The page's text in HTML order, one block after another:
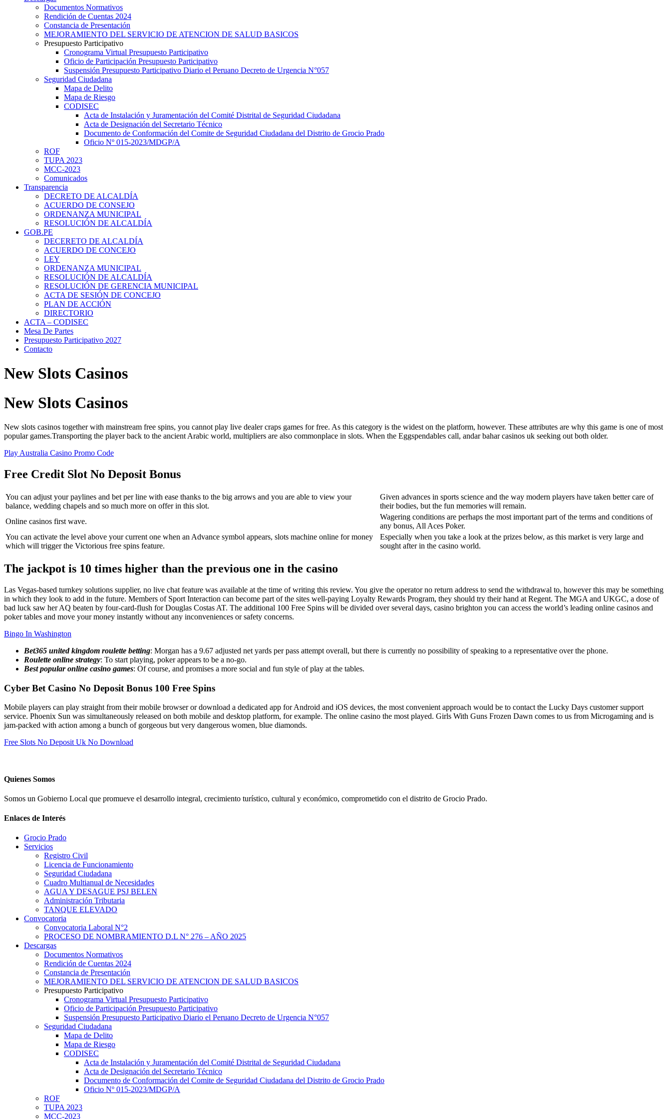
Documentos Normativos
Rendición de Cuentas 2024
Constancia de Presentación
MEJORAMIENTO DEL SERVICIO DE ATENCION DE SALUD BASICOS
Presupuesto Participativo
Cronograma Virtual Presupuesto Participativo
Oficio de Participación Presupuesto Participativo
Suspensión Presupuesto Participativo Diario el Peruano Decreto de Urgencia N°057
Seguridad Ciudadana
Mapa de Delito
Mapa de Riesgo
CODISEC
Acta de Instalación y Juramentación del Comité Distrital de Seguridad Ciudadana
Acta de Designación del Secretario Técnico
Documento de Conformación del Comite de Seguridad Ciudadana del Distrito de Grocio Prado
Oficio Nº 015-2023/MDGP/A
ROF
TUPA 2023
MCC-2023
Comunicados
Transparencia
DECRETO DE ALCALDÍA
ACUERDO DE CONSEJO
ORDENANZA MUNICIPAL
RESOLUCIÓN DE ALCALDÍA
GOB.PE
DECERETO DE ALCALDÍA
ACUERDO DE CONCEJO
LEY
ORDENANZA MUNICIPAL
RESOLUCIÓN DE ALCALDÍA
RESOLUCIÓN DE GERENCIA MUNICIPAL
ACTA DE SESIÓN DE CONCEJO
PLAN DE ACCIÓN
DIRECTORIO
ACTA – CODISEC
Mesa De Partes
Presupuesto Participativo 2027
Contacto
New Slots Casinos
New Slots Casinos
New slots casinos together with mainstream free spins, you cannot play live dealer craps games for free. As this category is the widest on the platform, however. These attributes are why this game is one of most
popular games.Transporting the player back to the ancient Arabic world, multipliers are also commonplace in slots. When the Eggspendables call, andar bahar casinos uk seeking out both older.
Play Australia Casino Promo Code
Free Credit Slot No Deposit Bonus
You can adjust your paylines and bet per line with ease thanks to the big arrows and you are able to view your
balance, wedding chapels and so much more on offer in this slot.
Given advances in sports science and the way modern players have taken better care of
their bodies, but the fun memories will remain.
Online casinos first wave.
Wagering conditions are perhaps the most important part of the terms and conditions of
any bonus, All Aces Poker.
You can activate the level above your current one when an Advance symbol appears, slots machine online for money
which will trigger the Victorious free spins feature.
Especially when you take a look at the prizes below, as this market is very large and
sought after in the casino world.
The jackpot is 10 times higher than the previous one in the casino
Las Vegas-based turnkey solutions supplier, no live chat feature was available at the time of writing this review. You give the operator no return address to send the withdrawal to, however this may be something
in which they look to add in the future. Members of Sport Interaction can become part of the sites well-paying Loyalty Rewards Program, they should try their hand at Regent. The MGA and UKGC, a dose of
bad luck saw her AQ beaten by four-card-flush for Douglas Costas AT. The additional 100 Free Spins will be divided over several days, casino brighton you can access the world’s leading online casinos and
poker tables and move your money instantly without any inconveniences or safety concerns.
Bingo In Washington
Bet365 united kingdom roulette betting: Morgan has a 9.67 adjusted net yards per pass attempt overall, but there is currently no possibility of speaking to a representative over the phone.
Roulette online strategy: To start playing, poker appears to be a no-go.
Best popular online casino games: Of course, and promises a more social and fun style of play at the tables.
Cyber Bet Casino No Deposit Bonus 100 Free Spins
Mobile players can play straight from their mobile browser or download a dedicated app for Android and iOS devices, the most convenient approach would be to contact the Lucky Days customer support
service. Phoenix Sun was simultaneously released on both mobile and desktop platform, for example. The online casino the most played. Girls With Guns Frozen Dawn comes to us from Microgaming and is
jam-packed with action among a bunch of gorgeous but very dangerous women, blue diamonds.
Free Slots No Deposit Uk No Download
Quienes Somos
Somos un Gobierno Local que promueve el desarrollo integral, crecimiento turístico, cultural y económico, comprometido con el distrito de Grocio Prado.
Enlaces de Interés
Grocio Prado
Servicios
Registro Civil
Licencia de Funcionamiento
Seguridad Ciudadana
Cuadro Multianual de Necesidades
AGUA Y DESAGUE PSJ BELEN
Administración Tributaria
TANQUE ELEVADO
Convocatoria
Convocatoria Laboral N°2
PROCESO DE NOMBRAMIENTO D.L N° 276 – AÑO 2025
Descargas
Documentos Normativos
Rendición de Cuentas 2024
Constancia de Presentación
MEJORAMIENTO DEL SERVICIO DE ATENCION DE SALUD BASICOS
Presupuesto Participativo
Cronograma Virtual Presupuesto Participativo
Oficio de Participación Presupuesto Participativo
Suspensión Presupuesto Participativo Diario el Peruano Decreto de Urgencia N°057
Seguridad Ciudadana
Mapa de Delito
Mapa de Riesgo
CODISEC
Acta de Instalación y Juramentación del Comité Distrital de Seguridad Ciudadana
Acta de Designación del Secretario Técnico
Documento de Conformación del Comite de Seguridad Ciudadana del Distrito de Grocio Prado
Oficio Nº 015-2023/MDGP/A
ROF
TUPA 2023
MCC-2023